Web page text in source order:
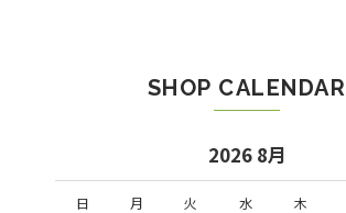
SHOP CALENDAR
2026 8月
日 月 火 水 木